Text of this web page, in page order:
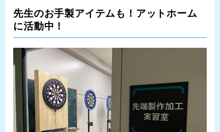
先生のお手製アイテムも！アットホーム
に活動中！